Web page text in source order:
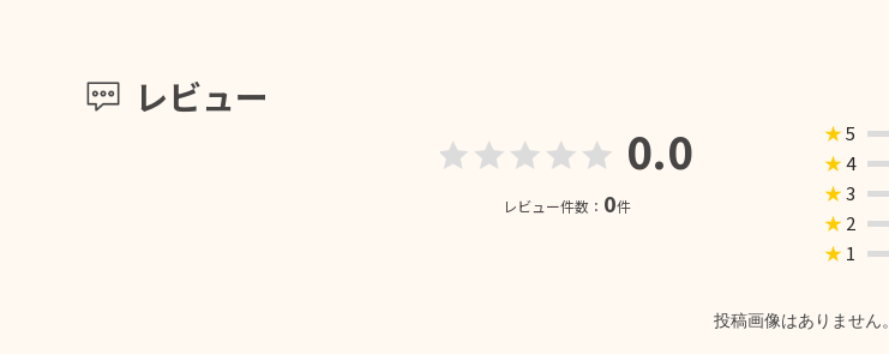
レビュー
0.0
レビュー件数： 0件
★5
★4
★3
★ 2
★ 1
投稿画像はありません。